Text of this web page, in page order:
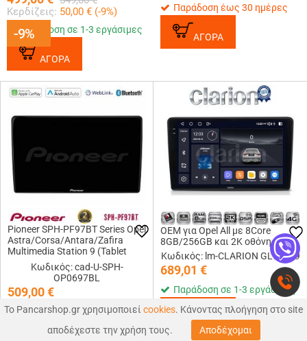
Το Pancarshop.gr χρησιμοποιεί cookies. Κάνοντας πλοήγηση στο site
αποδέχεστε την χρήση τους.
Αποδέχομαι
-9%
Κερδίζεις: 50,00 € (-9%)
-9%
Παράδοση σε 1-3 εργάσιμες
ΑΓΟΡΑ
Παράδοση έως 30 ημέρες
ΑΓΟΡΑ
Pioneer SPH-PF97BT Series Opel
Astra/Corsa/Antara/Zafira
Multimedia Station 9 (Tablet
Style) Με Carplay & Android
Auto (Μαύρο)
Κωδικός: cad-U-SPH-
OP0697BL
509,00€
Παράδοση έως 30 ημέρες
OEM για Opel All με 8Core
8GB/256GB και 2Κ οθόνη
Κωδικός: lm-CLARION GL75019
689,01 €
Παράδοση σε 1-3 εργάσιμες
ΑΓΟΡΑ
ΑΝΑΖΉΤΗΣΗ ΑΓΑΠΗΜΕΝΑ
0 0